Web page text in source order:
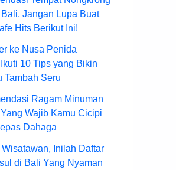
Jangan Lupa Buat
Hits Berikut Ini!
ke Nusa Penida
10 Tips yang Bikin
Tambah Seru
Ragam Minuman
Wajib Kamu Cicipi
Dahaga
Wisatawan, Inilah Daftar
di Bali Yang Nyaman